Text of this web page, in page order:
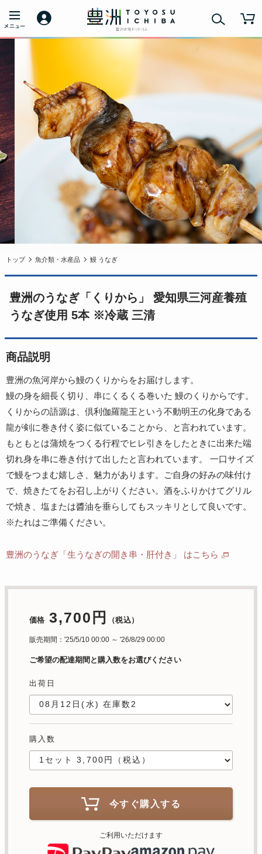
トップ 魚介類・水産品 鰻 うなぎ
豊洲のうなぎ「くりから」 愛知県三河産養殖
うなぎ使用 5本 ※冷蔵 三清
商品説明
豊洲の魚河岸から鰻のくりからをお届けします。
鰻の身を細長く切り、串にくるくる巻いた 鰻のくりからです。
くりからの語源は、倶利伽羅龍王という不動明王の化身である
龍が剣に巻き付く姿に似ていることから、と言われています。
もともとは蒲焼をつくる行程でヒレ引きをしたときに出来た端
切れ身を串に巻き付けて出したと言われています。 一口サイズ
で鰻をつまむ嬉しさ、魅力があります。ご自身の好みの味付け
で、焼きたてをお召し上がりください。酒をふりかけてグリル
で焼き、塩または醬油を垂らしてもスッキリとして良いです。
※たれはご準備ください。
豊洲のうなぎ「生うなぎの開き串・肝付き」 はこちら
価格 3,700円 （税込）
販売期間：'25/5/10 00:00 ～ '26/8/29 00:00
ご希望の配達期間と購入数をお選びください
出荷日
購入数
今すぐ購入する
ご利用いただけます